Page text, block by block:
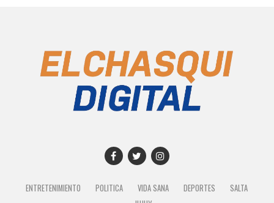
ENTRETENIMIENTO POLITICA VIDA SANA DEPORTES
SALTA